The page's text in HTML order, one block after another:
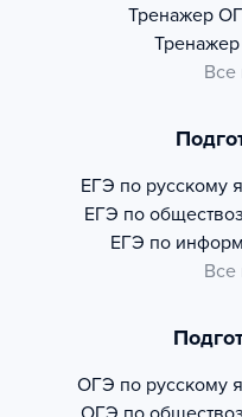
Тренажер
Тренажер
Все
ЕГЭ по русскому
ЕГЭ по
ЕГЭ по
Все
ОГЭ по русскому